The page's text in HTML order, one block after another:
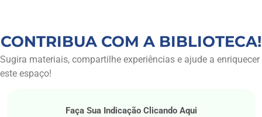
CONTRIBUA COM A BIBLIOTECA!
Sugira materiais, compartilhe experiências e ajude a enriquecer
este espaço!
Faça Sua Indicação Clicando Aqui